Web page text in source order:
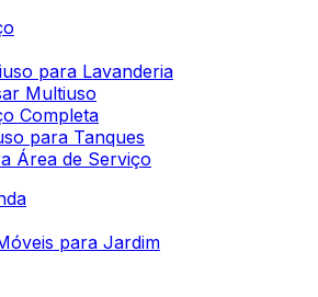
para Lavanderia
Multiuso
Completa
para Tanques
Área de Serviço
para Jardim